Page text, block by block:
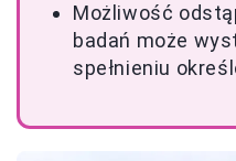
Możliwość
badań może
spełnieniu